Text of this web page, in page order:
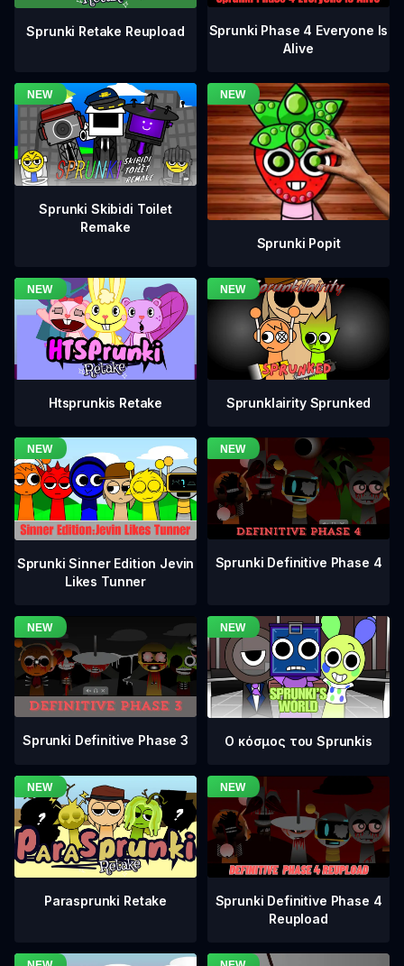
Sprunki Retake Reupload
Sprunki Phase 4 Everyone Is
Alive
Sprunki Skibidi Toilet
Remake
Sprunki Popit
Htsprunkis Retake Sprunklairity Sprunked
Sprunki Sinner Edition Jevin
Likes Tunner
Sprunki Definitive Phase 4
Sprunki Definitive Phase 3 Ο κόσμος του Sprunkis
Parasprunki Retake
Sprunki Definitive Phase 4
Reupload